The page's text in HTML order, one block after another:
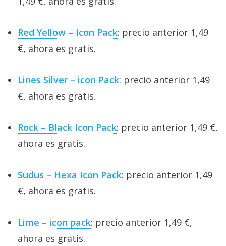
Red Yellow – Icon Pack: precio anterior 1,49
€, ahora es gratis.
Lines Silver – icon Pack: precio anterior 1,49
€, ahora es gratis.
Rock – Black Icon Pack: precio anterior 1,49 €,
ahora es gratis.
Sudus – Hexa Icon Pack: precio anterior 1,49
€, ahora es gratis.
Lime – icon pack: precio anterior 1,49 €,
ahora es gratis.